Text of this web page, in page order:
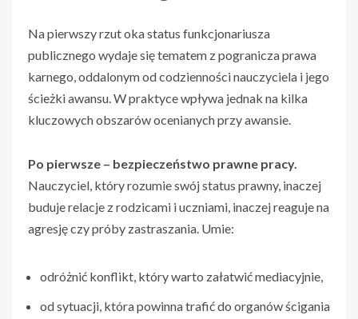
Na pierwszy rzut oka status funkcjonariusza
publicznego wydaje się tematem z pogranicza prawa
karnego, oddalonym od codzienności nauczyciela i jego
ścieżki awansu. W praktyce wpływa jednak na kilka
kluczowych obszarów ocenianych przy awansie.
Po pierwsze – bezpieczeństwo prawne pracy.
Nauczyciel, który rozumie swój status prawny, inaczej
buduje relacje z rodzicami i uczniami, inaczej reaguje na
agresję czy próby zastraszania. Umie:
odróżnić konflikt, który warto załatwić mediacyjnie,
od sytuacji, która powinna trafić do organów ścigania